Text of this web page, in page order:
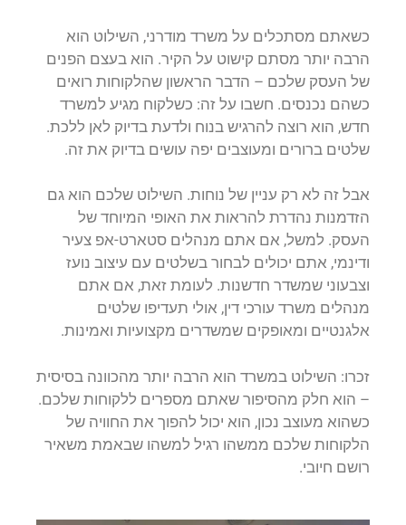
כשאתם מסתכלים על משרד מודרני, השילוט הוא
הרבה יותר מסתם קישוט על הקיר. הוא בעצם הפנים
של העסק שלכם – הדבר הראשון שהלקוחות רואים
כשהם נכנסים. חשבו על זה: כשלקוח מגיע למשרד
חדש, הוא רוצה להרגיש בנוח ולדעת בדיוק לאן ללכת.
שלטים ברורים ומעוצבים יפה עושים בדיוק את זה.
אבל זה לא רק עניין של נוחות. השילוט שלכם הוא גם
הזדמנות נהדרת להראות את האופי המיוחד של
העסק. למשל, אם אתם מנהלים סטארט-אפ צעיר
ודינמי, אתם יכולים לבחור בשלטים עם עיצוב נועז
וצבעוני שמשדר חדשנות. לעומת זאת, אם אתם
מנהלים משרד עורכי דין, אולי תעדיפו שלטים
אלגנטיים ומאופקים שמשדרים מקצועיות ואמינות.
זכרו: השילוט במשרד הוא הרבה יותר מהכוונה בסיסית
– הוא חלק מהסיפור שאתם מספרים ללקוחות שלכם.
כשהוא מעוצב נכון, הוא יכול להפוך את החוויה של
הלקוחות שלכם ממשהו רגיל למשהו שבאמת משאיר
רושם חיובי.